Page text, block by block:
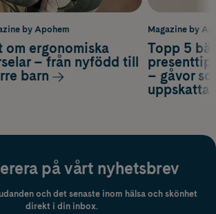
Magazine by
Topp 5
– gåvor
by Apohem
om ergonomiska
– från nyfödd till
barn
på vårt nyhetsbrev
och det senaste inom hälsa och skönhet
direkt i din inbox.